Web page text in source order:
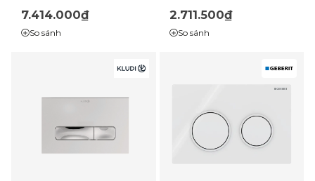
2 chế độ |
(115.770.DW.5)
7.414.000₫
So sánh
trắng
2.711.500₫
So sánh